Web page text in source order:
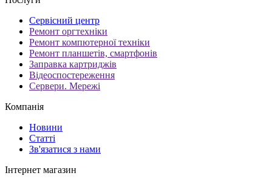
Сервісний центр
Ремонт оргтехніки
Ремонт компютерної техніки
Ремонт планшетів, смартфонів
Заправка картриджів
Відеоспостереження
Сервери. Мережі
Компанія
Новини
Статті
Зв'язатися з нами
Інтернет магазин